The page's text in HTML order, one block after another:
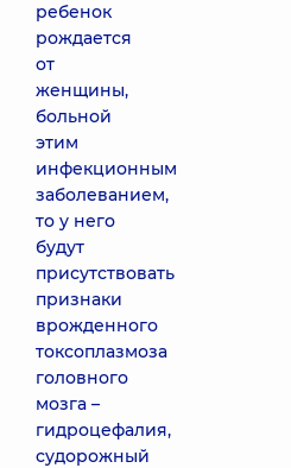
ребенок
рождается
от
женщины,
больной
этим
инфекционным
заболеванием,
то у него
будут
присутствовать
признаки
врожденного
токсоплазмоза
головного
мозга –
гидроцефалия,
судорожный